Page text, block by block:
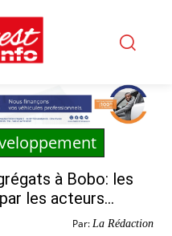
à Bobo: les
les acteurs…
Par: La Rédaction